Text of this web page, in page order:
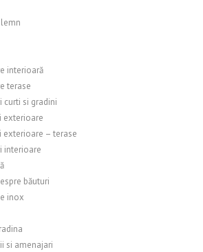
interioară
terase
curti si gradini
exterioare
exterioare – terase
interioare
băuturi
inox
si amenajari